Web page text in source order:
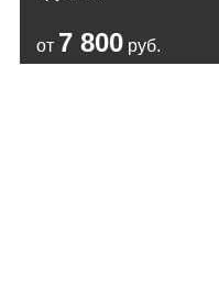
от 7 800 руб.